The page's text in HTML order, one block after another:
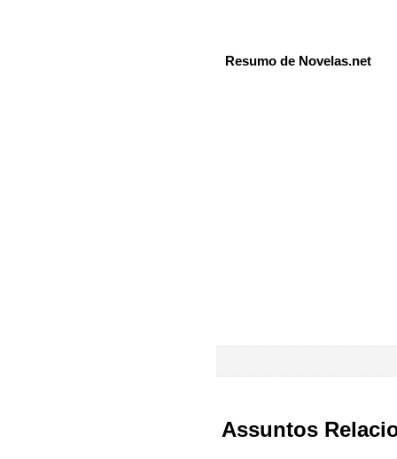
Resumo de Novelas.net
Assuntos